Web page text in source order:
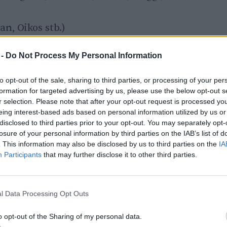
Do Not Process My Personal Information
opt-out of the sale, sharing to third parties, or processing of your
for targeted advertising by us, please use the below opt-out
selection. Please note that after your opt-out request is processed
interest-based ads based on personal information utilized by us
to third parties prior to your opt-out. You may separately
of your personal information by third parties on the IAB’s list of
This information may also be disclosed by us to third parties on the
Participants that may further disclose it to other third parties.
Data Processing Opt Outs
opt-out of the Sharing of my personal data.
Oikos stb.)
Foods – Milka, Halls, Oreo, Tuc, Győri
olvasható.
jovo/ezektol-a-cegektol-szarmazik-a-